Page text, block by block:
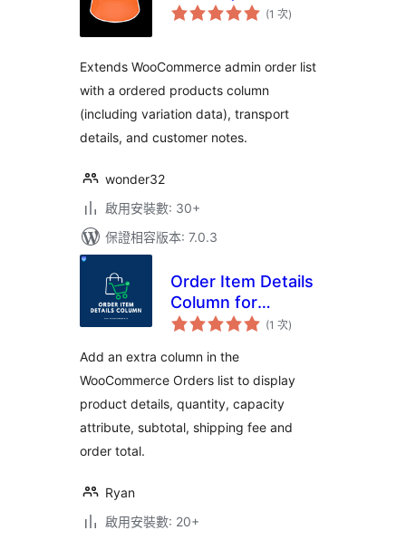
(1 次評
分)
Extends WooCommerce admin order list
with a ordered products column
(including variation data), transport
details, and customer notes.
wonder32
啟用安裝數: 30+
保證相容版本: 7.0.3
Order Item Details
Column for
WooCommerce
(1 次評
分)
Add an extra column in the
WooCommerce Orders list to display
product details, quantity, capacity
attribute, subtotal, shipping fee and
order total.
Ryan
啟用安裝數: 20+